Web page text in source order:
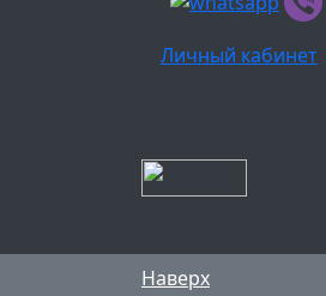
Личный кабинет
Наверх